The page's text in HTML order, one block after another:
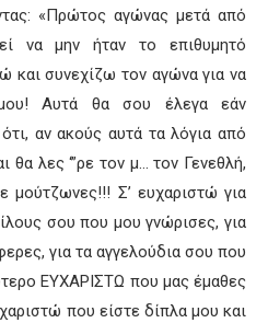
«Πρώτος αγώνας μετά από
να μην ήταν το επιθυμητό
και συνεχίζω τον αγώνα για να
Αυτά θα σου έλεγα εάν
αν ακούς αυτά τα λόγια από
θα λες ‘”ρε τον μ… τον Γενεθλή,
μούτζωνες!!! Σ’ ευχαριστώ για
σου που μου γνώρισες, για
για τα αγγελούδια σου που
ΕΥΧΑΡΙΣΤΩ που μας έμαθες
που είστε δίπλα μου και